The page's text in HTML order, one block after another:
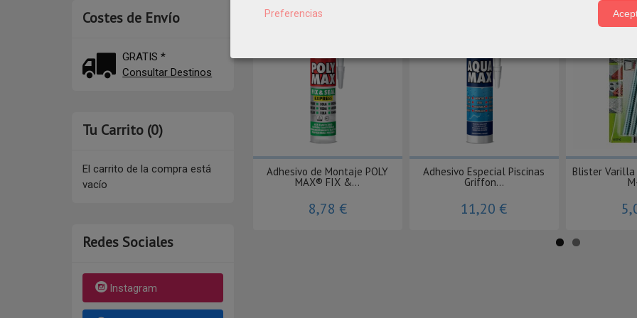
Costes de Envío
GRATIS *
Consultar Destinos
Tu Carrito (0)
El carrito de la compra está
vacío
Redes Sociales
Instagram
Adhesivo de Montaje POLY
MAX® FIX &...
8,78 €
Adhesivo Especial Piscinas
Griffon...
11,20 €
Blister Varilla
Preferencias